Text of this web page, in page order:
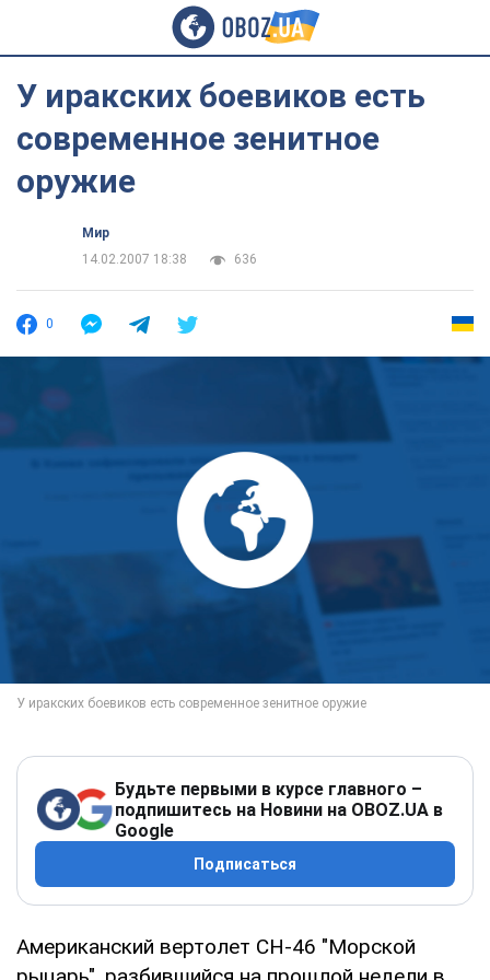
У иракских боевиков есть
современное зенитное
оружие
Мир
14.02.2007 18:38
636
0
Будьте первыми в курсе главного –
подпишитесь на Новини на OBOZ.UA в
Google
Подписаться
Американский вертолет СН-46 "Морской